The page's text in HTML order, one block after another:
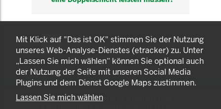
KOMNET
GUT BERATEN. GESUND
ARBEITEN.
© 2025 LANDESAMT FÜR GESUNDHEIT UND
Mit Klick auf "Das ist OK" stimmen Sie der Nutzung
unseres Web-Analyse-Dienstes (etracker) zu. Unter
„Lassen Sie mich wählen“ können Sie optional auch
der Nutzung der Seite mit unseren Social Media
Plugins und dem Dienst Google Maps zustimmen.
Lassen Sie mich wählen